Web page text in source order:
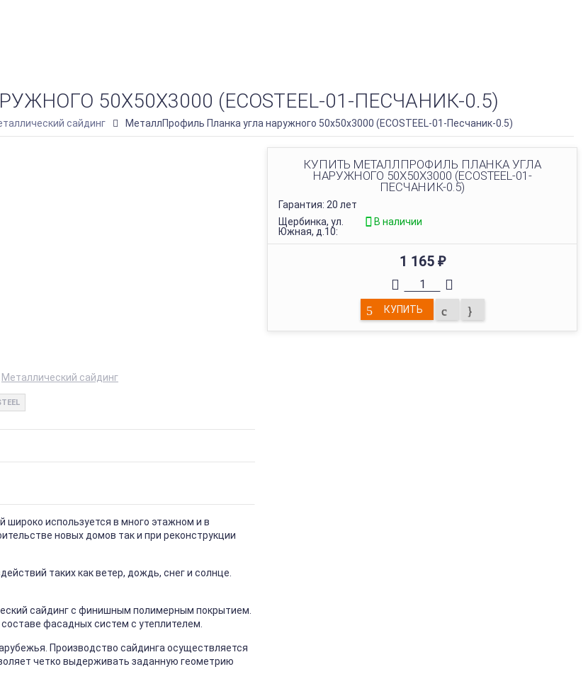
50Х50Х3000 (ECOSTEEL-01-ПЕСЧАНИК-0.5)
сайдинг МеталлПрофиль Планка угла наружного 50х50х3000 (ECOSTEEL-01-Песчаник-0.5)
КУПИТЬ МЕТАЛЛПРОФИЛЬ ПЛАНКА УГЛА
НАРУЖНОГО 50Х50Х3000 (ECOSTEEL-01-
ПЕСЧАНИК-0.5)
Гарантия: 20 лет
Щербинка, ул.
Южная, д.10:
В наличии
1 165 ₽
КУПИТЬ
Металлический сайдинг
используется в много этажном и в
новых домов так и при реконструкции
таких как ветер, дождь, снег и солнце.
сайдинг с финишным полимерным покрытием.
фасадных систем с утеплителем.
Производство сайдинга осуществляется
четко выдерживать заданную геометрию